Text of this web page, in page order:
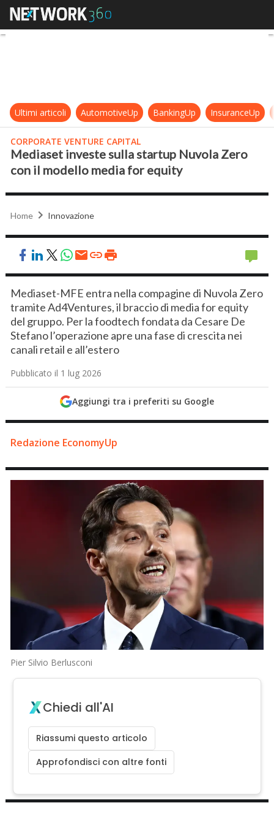
Mediaset investe sulla startup
Ultimi articoli AutomotiveUp BankingUp InsuranceUp
CORPORATE VENTURE CAPITAL
Mediaset investe sulla startup Nuvola Zero
con il modello media for equity
Home Innovazione
Mediaset-MFE entra nella compagine di Nuvola Zero
tramite Ad4Ventures, il braccio di media for equity
del gruppo. Per la foodtech fondata da Cesare De
Stefano l’operazione apre una fase di crescita nei
canali retail e all’estero
Pubblicato il 1 lug 2026
Aggiungi tra i preferiti su Google
Redazione EconomyUp
Pier Silvio Berlusconi
Chiedi all'AI
Riassumi questo articolo
Approfondisci con altre fonti